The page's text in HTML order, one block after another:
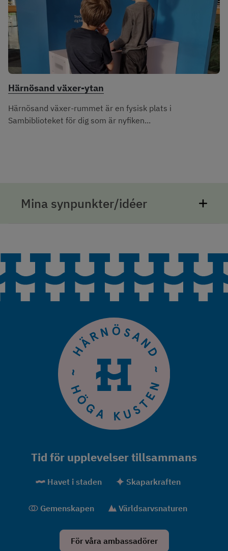
Härnösand växer-ytan
Härnösand växer-rummet är en fysisk plats i
Sambiblioteket för dig som är nyfiken...
Mina synpunkter/idéer
Tid för upplevelser tillsammans
Havet i staden Skaparkraften
Gemenskapen Världsarvsnaturen
För våra ambassadörer